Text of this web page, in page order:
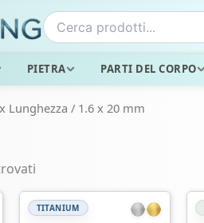
PIETRA PARTI DEL CORPO
Lunghezza / 1.6 x 20 mm
TITANIUM